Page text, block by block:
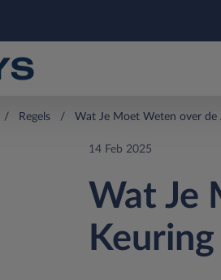
Regels Wat Je Moet Weten over de
14 Feb 2025
Wat Je